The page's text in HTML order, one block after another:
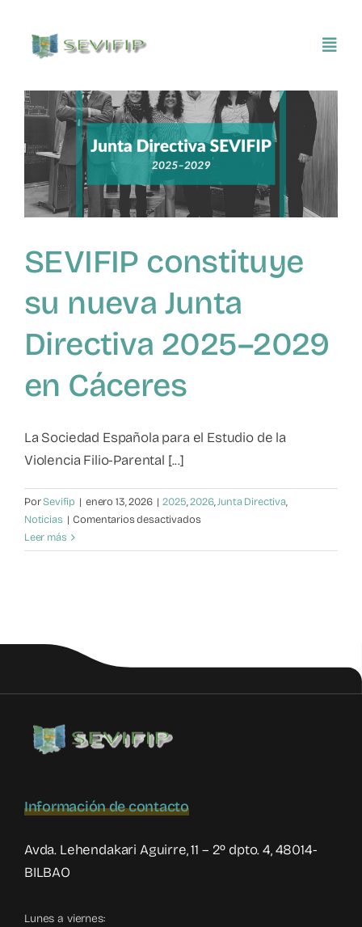
contenido
Inicio
Conócenos
Asociarse
SEVIFIP CONECTA
Mapa de recursos
Observatorio VFP
SEVIFIP constituye
su nueva Junta
Directiva 2025–2029
en Cáceres
La Sociedad Española para el Estudio de la
Violencia Filio-Parental [...]
PorSevifip | enero 13, 2026 | 2025,2026,Junta Directiva,
Noticias | Comentarios desactivadosen
constituye
Cáceres
Leer más
Información de contacto
Avda. Lehendakari Aguirre, 11 – 2º dpto. 4, 48014-
BILBAO
Lunes a viernes: